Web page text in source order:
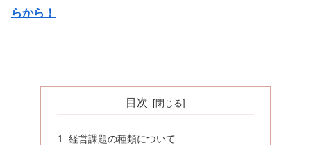
らから！
目次
経営課題の種類について